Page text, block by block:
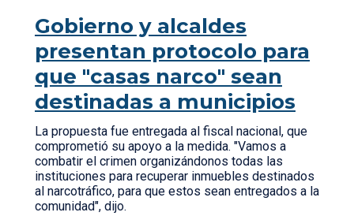
Gobierno y alcaldes
presentan protocolo para
que "casas narco" sean
destinadas a municipios
La propuesta fue entregada al fiscal nacional, que
comprometió su apoyo a la medida. "Vamos a
combatir el crimen organizándonos todas las
instituciones para recuperar inmuebles destinados
al narcotráfico, para que estos sean entregados a la
comunidad", dijo.